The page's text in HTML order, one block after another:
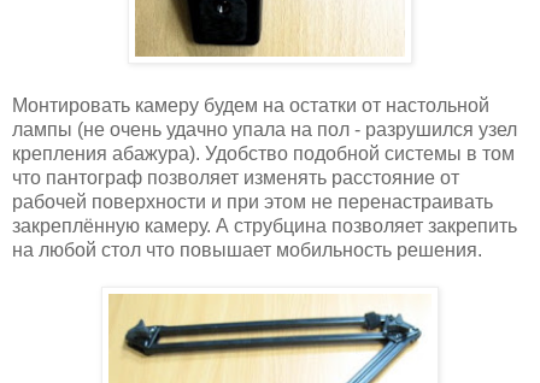
Монтировать камеру будем на остатки от настольной
лампы (не очень удачно упала на пол - разрушился узел
крепления абажура). Удобство подобной системы в том
что пантограф позволяет изменять расстояние от
рабочей поверхности и при этом не перенастраивать
закреплённую камеру. А струбцина позволяет закрепить
на любой стол что повышает мобильность решения.